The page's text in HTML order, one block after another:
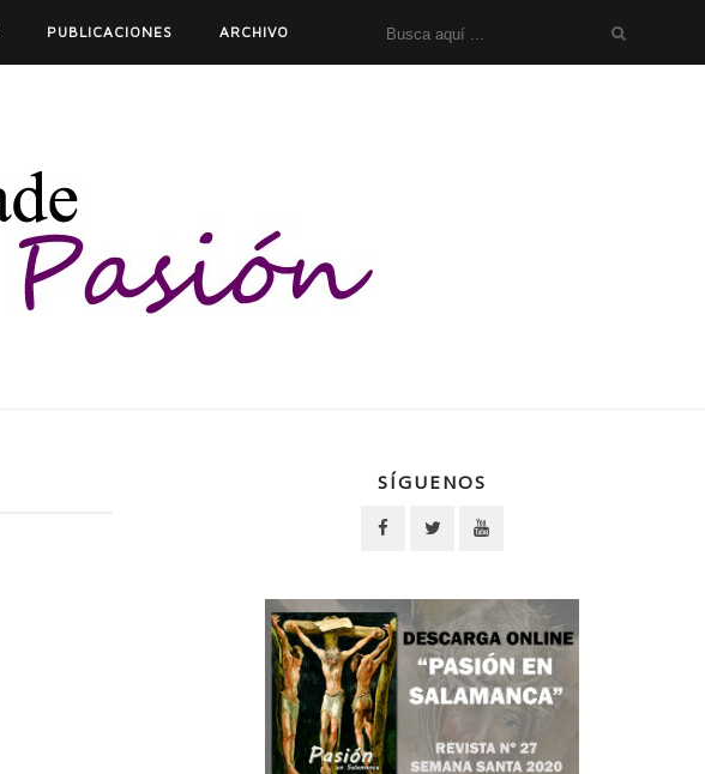
PUBLICACIONES ARCHIVO
SÍGUENOS